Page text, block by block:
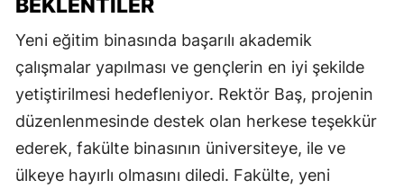
BEKLENTILER
Yeni eğitim binasında başarılı akademik
çalışmalar yapılması ve gençlerin en iyi şekilde
yetiştirilmesi hedefleniyor. Rektör Baş, projenin
düzenlenmesinde destek olan herkese teşekkür
ederek, fakülte binasının üniversiteye, ile ve
ülkeye hayırlı olmasını diledi. Fakülte, yeni